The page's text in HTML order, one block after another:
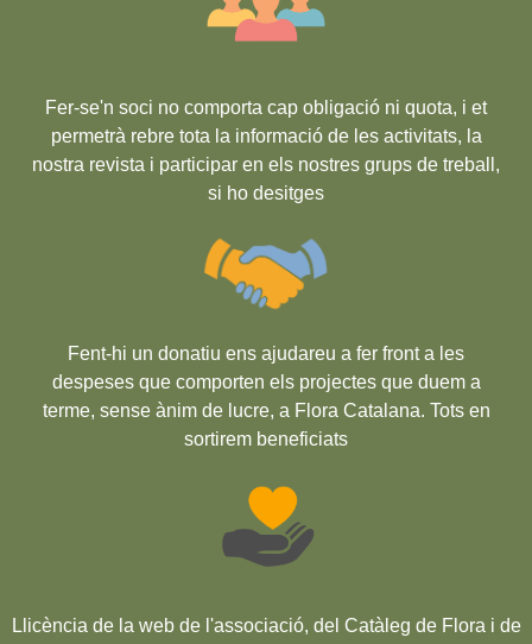
Fer-se'n soci no comporta cap obligació ni quota, i et
permetrà rebre tota la informació de les activitats, la
nostra revista i participar en els nostres grups de treball,
si ho desitges
Fent-hi un donatiu ens ajudareu a fer front a les
despeses que comporten els projectes que duem a
terme, sense ànim de lucre, a Flora Catalana. Tots en
sortirem beneficiats
Llicència de la web de l'associació, del Catàleg de Flora i de